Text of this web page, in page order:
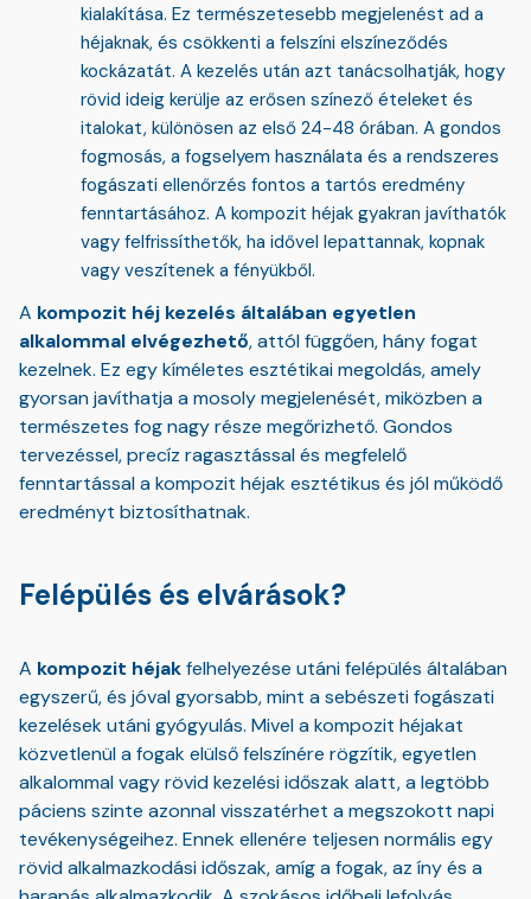
kialakítása. Ez természetesebb megjelenést ad a
héjaknak, és csökkenti a felszíni elszíneződés
kockázatát. A kezelés után azt tanácsolhatják, hogy
rövid ideig kerülje az erősen színező ételeket és
italokat, különösen az első 24-48 órában. A gondos
fogmosás, a fogselyem használata és a rendszeres
fogászati ellenőrzés fontos a tartós eredmény
fenntartásához. A kompozit héjak gyakran javíthatók
vagy felfrissíthetők, ha idővel lepattannak, kopnak
vagy veszítenek a fényükből.
A kompozit héj kezelés általában egyetlen
alkalommal elvégezhető, attól függően, hány fogat
kezelnek. Ez egy kíméletes esztétikai megoldás, amely
gyorsan javíthatja a mosoly megjelenését, miközben a
természetes fog nagy része megőrizhető. Gondos
tervezéssel, precíz ragasztással és megfelelő
fenntartással a kompozit héjak esztétikus és jól működő
eredményt biztosíthatnak.
Felépülés és elvárások?
A kompozit héjakfelhelyezése utáni felépülés általában
egyszerű, és jóval gyorsabb, mint a sebészeti fogászati
kezelések utáni gyógyulás. Mivel a kompozit héjakat
közvetlenül a fogak elülső felszínére rögzítik, egyetlen
alkalommal vagy rövid kezelési időszak alatt, a legtöbb
páciens szinte azonnal visszatérhet a megszokott napi
tevékenységeihez. Ennek ellenére teljesen normális egy
rövid alkalmazkodási időszak, amíg a fogak, az íny és a